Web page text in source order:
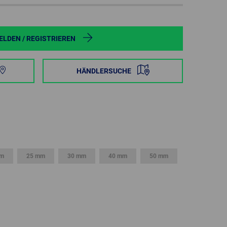
SWEDEN
SWITZERLAND
/ REGISTRIEREN
HÄNDLERSUCHE
25 mm 30 mm 40 mm 50 mm